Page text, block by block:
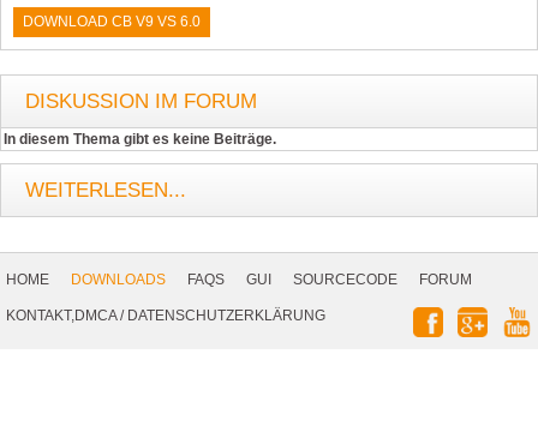
DOWNLOAD CB V9 VS 6.0
DISKUSSION IM FORUM
In diesem Thema gibt es keine Beiträge.
WEITERLESEN...
Navigation
HOME DOWNLOADS FAQS GUI SOURCECODE
FORUM
KONTAKT,DMCA/ DATENSCHUTZERKLÄRUNG